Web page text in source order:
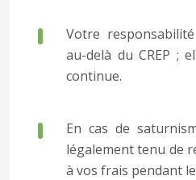
Votre
au-delà du CREP ;
continue.
En cas de
légalement tenu de
à vos frais pendant